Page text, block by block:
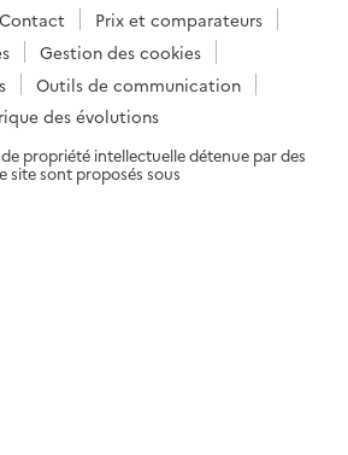
Contact
Prix et comparateurs
Gestion des cookies
Outils de communication
des évolutions
propriété intellectuelle détenue par des
site sont proposés sous